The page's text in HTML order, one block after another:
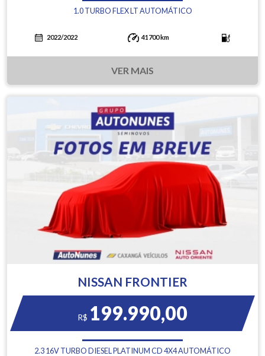
1.0 TURBO FLEX LT AUTOMÁTICO
2022/2022 41700 km
VER MAIS
NISSAN FRONTIER
R$ 199.990,00
2.3 16V TURBO DIESEL PLATINUM CD 4X4 AUTOMÁTICO